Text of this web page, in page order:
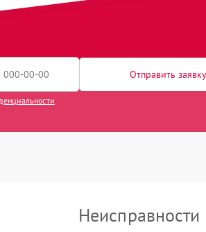
Отправить
Неисправности